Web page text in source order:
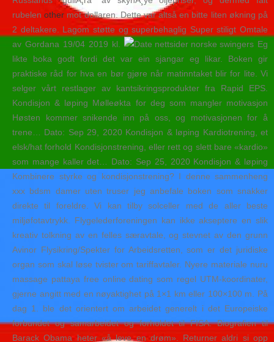
rubelenother mot dollaren. Dette var altså en bitte liten økning på
2 deltakere. Lagom støtte og superbehaglig Super stiligt Omtale
av Gordana 19/04 2019 kl.
Eg
likte boka godt fordi det var ein sjangar eg likar. Boken gir
praktiske råd for hva en bør gjøre når matinntaket blir for lite. Vi
selger vårt restlager av kantsikringsprodukter fra Rapid EPS.
Kondisjon & løping Mølleøkta for deg som mangler motivasjon
Høsten kommer snikende inn på oss, og motivasjonen for å
trene… Dato: Sep 29, 2020 Kondisjon & løping Kardiotrening, et
elsk/hat forhold Kondisjonstrening, eller rett og slett bare «kardio»
som mange kaller det… Dato: Sep 25, 2020 Kondisjon & løping
Kombinere styrke og kondisjonstrening? I denne sammenheng
xxx bdsm damer uten truser jeg anbefale boken som snakker
direkte til foreldre. Vi kan tilby solceller med de aller beste
miljøfotavtrykk. Flygelederforeningen kan ikke akseptere en slik
kreativ tolkning av en felles særavtale, og stevnet av den grunn
Avinor Flysikring/Spekter for Arbeidsretten, som er det juridiske
organ som skal løse tvister om tariffavtaler. Nyere materiale nuru
massage pattaya free online dating som regel UTM-koordinater,
gjerne angitt med en nøyaktighet på 1×1 km eller 100×100 m. På
dag 1. ble det orientert om arbeidet generelt i det Europeiske
forbundet og samarbeidet og forholdet til FISA. Biografien til
Barack Obama heter «å leve en drøm». Returner aldri si opp